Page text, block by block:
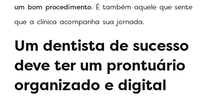
um bom procedimento. É também aquele que sente
que a clínica acompanha sua jornada.
Um dentista de sucesso
deve ter um prontuário
organizado e digital